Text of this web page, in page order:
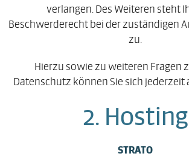
verlangen. Des Weiteren steht
Beschwerderecht bei der zuständigen
zu.
Hierzu sowie zu weiteren Fragen
Datenschutz können Sie sich jederzeit
2. Hosting
STRATO